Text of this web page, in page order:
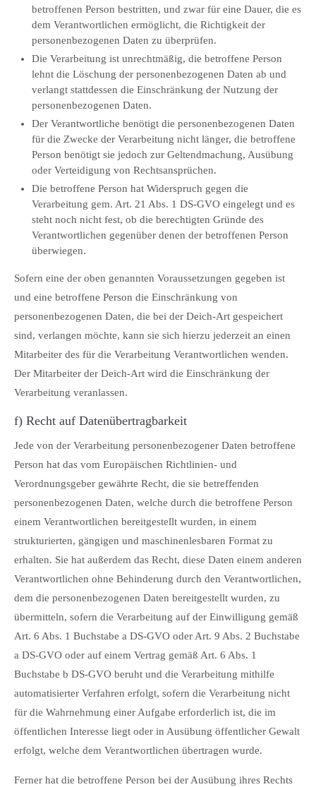
betroffenen Person bestritten, und zwar für eine Dauer, die es
dem Verantwortlichen ermöglicht, die Richtigkeit der
personenbezogenen Daten zu überprüfen.
Die Verarbeitung ist unrechtmäßig, die betroffene Person
lehnt die Löschung der personenbezogenen Daten ab und
verlangt stattdessen die Einschränkung der Nutzung der
personenbezogenen Daten.
Der Verantwortliche benötigt die personenbezogenen Daten
für die Zwecke der Verarbeitung nicht länger, die betroffene
Person benötigt sie jedoch zur Geltendmachung, Ausübung
oder Verteidigung von Rechtsansprüchen.
Die betroffene Person hat Widerspruch gegen die
Verarbeitung gem. Art. 21 Abs. 1 DS-GVO eingelegt und es
steht noch nicht fest, ob die berechtigten Gründe des
Verantwortlichen gegenüber denen der betroffenen Person
überwiegen.
Sofern eine der oben genannten Voraussetzungen gegeben ist
und eine betroffene Person die Einschränkung von
personenbezogenen Daten, die bei der Deich-Art gespeichert
sind, verlangen möchte, kann sie sich hierzu jederzeit an einen
Mitarbeiter des für die Verarbeitung Verantwortlichen wenden.
Der Mitarbeiter der Deich-Art wird die Einschränkung der
Verarbeitung veranlassen.
f) Recht auf Datenübertragbarkeit
Jede von der Verarbeitung personenbezogener Daten betroffene
Person hat das vom Europäischen Richtlinien- und
Verordnungsgeber gewährte Recht, die sie betreffenden
personenbezogenen Daten, welche durch die betroffene Person
einem Verantwortlichen bereitgestellt wurden, in einem
strukturierten, gängigen und maschinenlesbaren Format zu
erhalten. Sie hat außerdem das Recht, diese Daten einem anderen
Verantwortlichen ohne Behinderung durch den Verantwortlichen,
dem die personenbezogenen Daten bereitgestellt wurden, zu
übermitteln, sofern die Verarbeitung auf der Einwilligung gemäß
Art. 6 Abs. 1 Buchstabe a DS-GVO oder Art. 9 Abs. 2 Buchstabe
a DS-GVO oder auf einem Vertrag gemäß Art. 6 Abs. 1
Buchstabe b DS-GVO beruht und die Verarbeitung mithilfe
automatisierter Verfahren erfolgt, sofern die Verarbeitung nicht
für die Wahrnehmung einer Aufgabe erforderlich ist, die im
öffentlichen Interesse liegt oder in Ausübung öffentlicher Gewalt
erfolgt, welche dem Verantwortlichen übertragen wurde.
Ferner hat die betroffene Person bei der Ausübung ihres Rechts